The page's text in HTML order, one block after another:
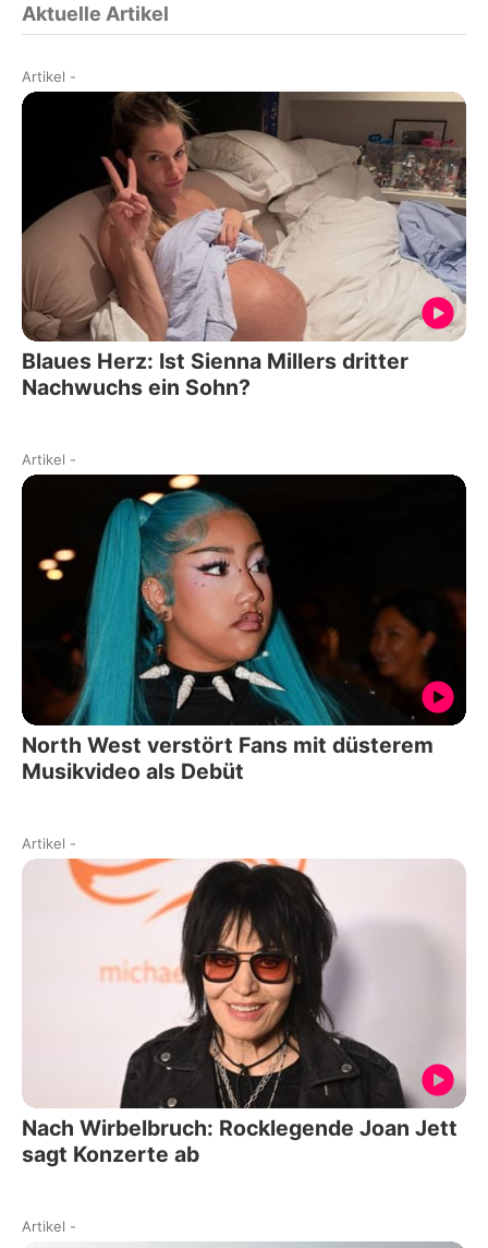
Aktuelle Artikel
Artikel -
Blaues Herz: Ist Sienna Millers dritter
Nachwuchs ein Sohn?
Artikel -
North West verstört Fans mit düsterem
Musikvideo als Debüt
Artikel -
Nach Wirbelbruch: Rocklegende Joan Jett
sagt Konzerte ab
Artikel -